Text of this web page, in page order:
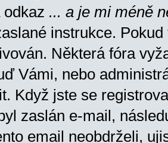
... a je mi méně
instrukce.
Některá fóra
Vámi, nebo
Když jste se
zaslán e-mail,
email neobdrželi,